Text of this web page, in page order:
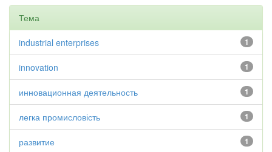
Тема
1
industrial enterprises
1
innovation
1
инновационная деятельность
1
легка промисловість
1
развитие